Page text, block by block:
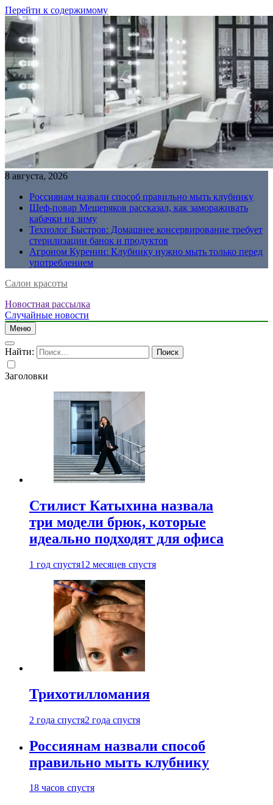
Перейти к содержимому
8 августа, 2026
Россиянам назвали способ правильно мыть клубнику
Шеф-повар Мещеряков рассказал, как замораживать
кабачки на зиму
Технолог Быстров: Домашнее консервирование требует
стерилизации банок и продуктов
Агроном Куренин: Клубнику нужно мыть только перед
употреблением
Салон красоты
Новостная рассылка
Случайные новости
Меню
Найти:
Заголовки
Стилист Катыхина назвала
три модели брюк, которые
идеально подходят для офиса
1 год спустя12 месяцев спустя
Трихотилломания
2 года спустя2 года спустя
Россиянам назвали способ
правильно мыть клубнику
18 часов спустя